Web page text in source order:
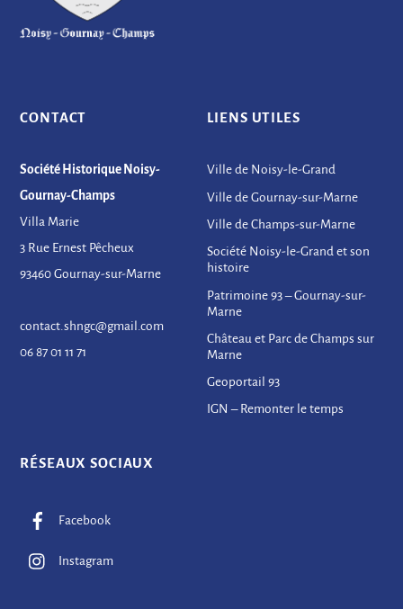
CONTACT
Société Historique Noisy-
Gournay-Champs
Villa Marie
3 Rue Ernest Pêcheux
93460 Gournay-sur-Marne
contact.shngc@gmail.com
06 87 01 11 71
LIENS UTILES
Ville de Noisy-le-Grand
Ville de Gournay-sur-Marne
Ville de Champs-sur-Marne
Société Noisy-le-Grand et son
histoire
Patrimoine 93 – Gournay-sur-
Marne
Château et Parc de Champs sur
Marne
Geoportail 93
IGN – Remonter le temps
RÉSEAUX SOCIAUX
Facebook
Instagram